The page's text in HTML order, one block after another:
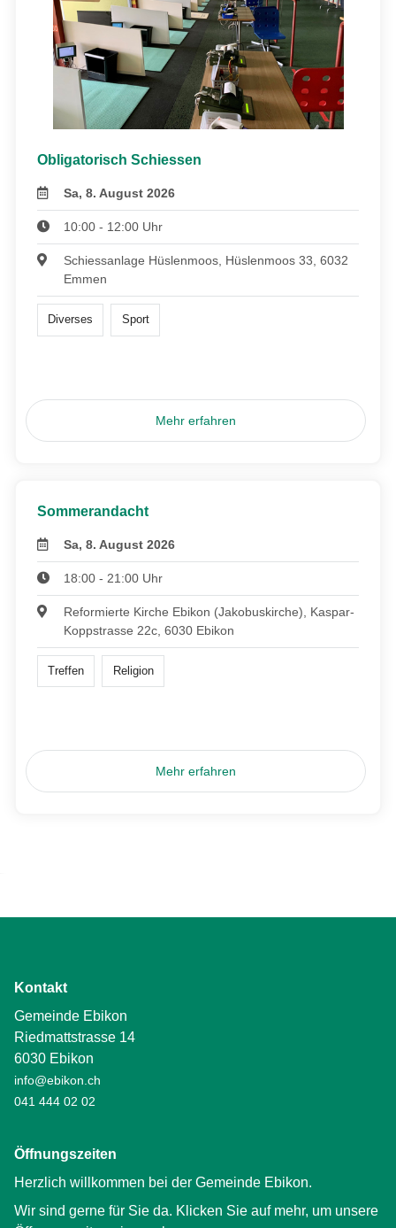
Obligatorisch Schiessen
Sa, 8. August 2026
10:00 - 12:00 Uhr
Schiessanlage Hüslenmoos, Hüslenmoos 33, 6032
Emmen
Diverses Sport
Mehr erfahren
Sommerandacht
Sa, 8. August 2026
18:00 - 21:00 Uhr
Reformierte Kirche Ebikon (Jakobuskirche), Kaspar-
Koppstrasse 22c, 6030 Ebikon
Treffen Religion
Mehr erfahren
Kontakt
Gemeinde Ebikon
Riedmattstrasse 14
6030 Ebikon
info@ebikon.ch
041 444 02 02
Öffnungszeiten
Herzlich willkommen bei der Gemeinde Ebikon.
Wir sind gerne für Sie da. Klicken Sie auf mehr, um unsere